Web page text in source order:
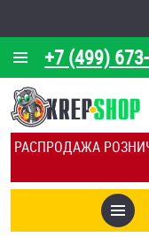
РАСПРОДАЖА
+7 (499)
О КОМПАНИИ
КАЛЬКУЛЯТОР
ОТЗЫВЫ